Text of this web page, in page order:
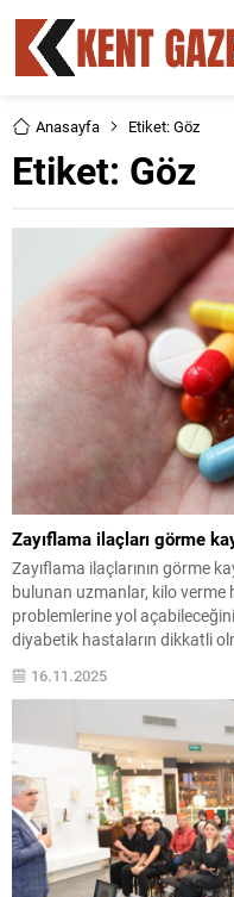
Anasayfa Etiket: Göz
Etiket: Göz
Zayıflama ilaçları görme
Zayıflama ilaçlarının görme
bulunan uzmanlar, kilo verme
problemlerine yol
diyabetik hastaların dikkatli
16.11.2025